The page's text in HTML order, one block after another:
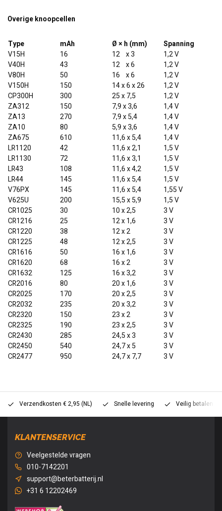
Overige knoopcellen
Type mAh Ø × h (mm)
Spanning
V15H
16 12 x 3
1,2 V
V40H
43 12 x 6
1,2 V
V80H
50 16 x 6
1,2 V
V150H
150 14 x 6 x 26
1,2 V
CP300H
300 25 x 7,5
1,2 V
ZA312
150 7,9 x 3,6
1,4 V
ZA13
270 7,9 x 5,4
1,4 V
ZA10
80 5,9 x 3,6
1,4 V
ZA675
610 11,6 x 5,4
1,4 V
LR1120
42 11,6 x 2,1
1,5 V
LR1130
72 11,6 x 3,1
1,5 V
LR43
108 11,6 x 4,2
1,5 V
LR44
145 11,6 x 5,4
1,5 V
V76PX
145 11,6 x 5,4
1,55 V
V625U
200 15,5 x 5,9
1,5 V
CR1025
30 10 x 2,5
3 V
CR1216
25 12 x 1,6
3 V
CR1220
38 12 x 2
3 V
CR1225
48 12 x 2,5
3 V
CR1616
50 16 x 1,6
3 V
CR1620
68 16 x 2
3 V
CR1632
125 16 x 3,2
3 V
CR2016
80 20 x 1,6
3 V
CR2025
170 20 x 2,5
3 V
CR2032
235 20 x 3,2
3 V
CR2320
150 23 x 2
3 V
CR2325
190 23 x 2,5
3 V
CR2430
285 24,5 x 3
3 V
CR2450
540 24,7 x 5
3 V
CR2477
950 24,7 x 7,7 3 V
Verzendkosten € 2,95 (NL) Snelle levering Veilig betalen
KLANTENSERVICE
Veelgestelde vragen
010-7142201
support@beterbatterij.nl
+31 6 12202469